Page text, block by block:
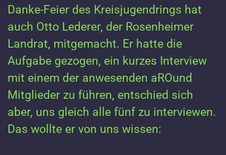
Danke-Feier des Kreisjugendrings hat
auch Otto Lederer, der Rosenheimer
Landrat, mitgemacht. Er hatte die
Aufgabe gezogen, ein kurzes Interview
mit einem der anwesenden aROund
Mitglieder zu führen, entschied sich
aber, uns gleich alle fünf zu interviewen.
Das wollte er von uns wissen: